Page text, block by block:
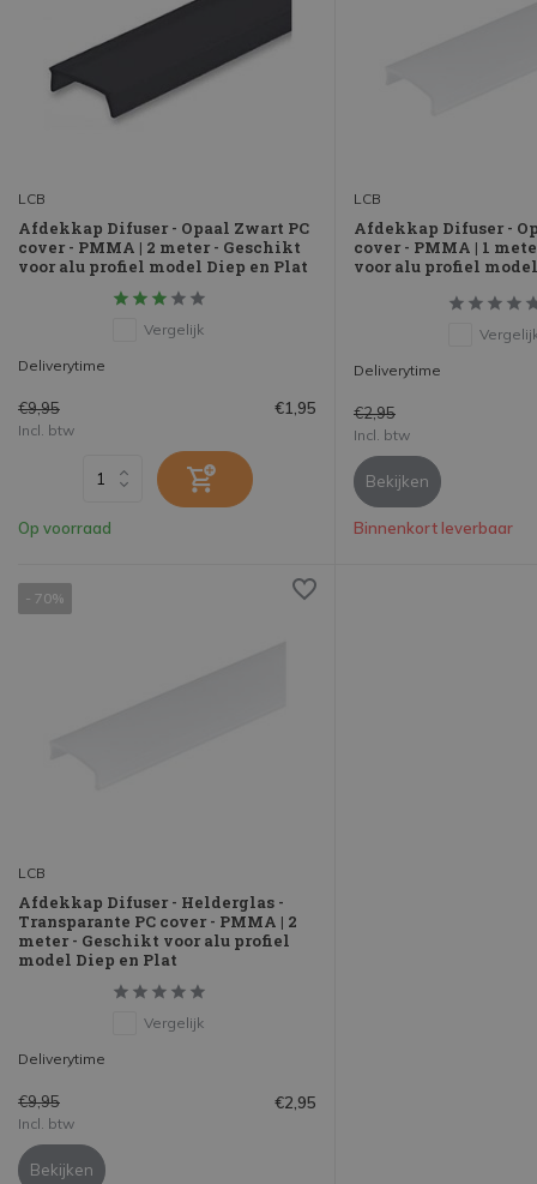
LCB
Afdekkap Difuser - Opaal Zwart PC
cover - PMMA | 2 meter - Geschikt
voor alu profiel model Diep en Plat
Vergelijk
Deliverytime
€9,95 €1,95
Incl. btw
Op voorraad
LCB
Afdekkap Difuser -
cover - PMMA | 1
voor alu profiel
Deliverytime
€2,95
Incl. btw
Bekijken
Binnenkort leverbaar
- 70%
LCB
Afdekkap Difuser - Helderglas -
Transparante PC cover - PMMA | 2
meter - Geschikt voor alu profiel
model Diep en Plat
Vergelijk
Deliverytime
€9,95 €2,95
Incl. btw
Bekijken